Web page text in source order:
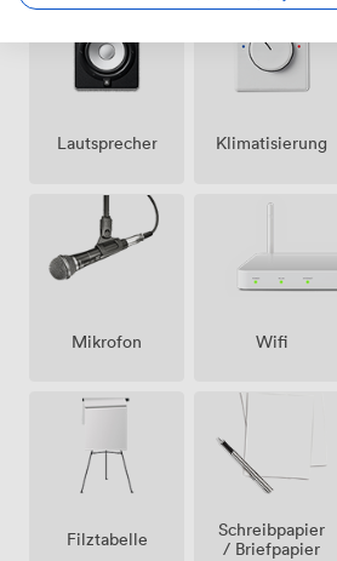
Lautsprecher Klimatisierung
Mikrofon Wifi
Filztabelle
Schreibpapier
/ Briefpapier